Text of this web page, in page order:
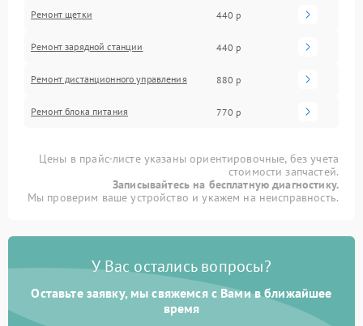
Ремонт щетки 440 р
Ремонт зарядной станции 440 р
Ремонт дистанционного управления 880 р
Ремонт блока питания 770 р
Цены в прайс-листе указаны ориентировочные, без учета
стоимости запчастей.
Записывайтесь на бесплатную диагностику.
Мы проверим ваше устройство и укажем на неисправность.
У Вас остались вопросы?
Оставьте заявку, мы свяжемся с Вами в ближайшее
время